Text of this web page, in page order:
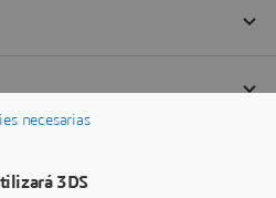
necesarias
3DS